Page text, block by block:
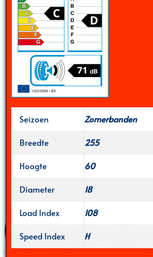
Seizoen
Zomerbanden
Breedte
255
Hoogte
60
Diameter
18
Load Index
108
Speed Index
H